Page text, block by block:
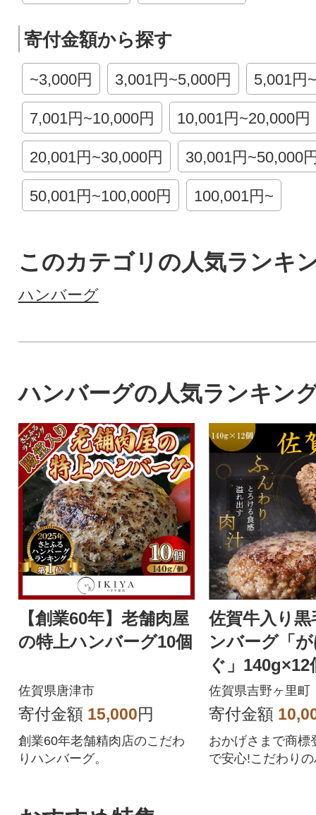
寄付金額から探す
~3,000円 3,001円~5,000円 5,001円
7,001円~10,000円 10,001円~20,000円
20,001円~30,000円 30,001円~50,000
50,001円~100,000円 100,001円~
このカテゴリの人気ランキ
ハンバーグ
ハンバーグの人気ランキン
【創業60年】老舗肉屋
の特上ハンバーグ10個
佐賀県唐津市
寄付金額 15,000円
創業60年老舗精肉店のこだわ
りハンバーグ。
佐賀牛入り黒
ンバーグ「
ぐ」140g×12
佐賀県吉野ヶ里町
寄付金額
おかげさまで商標
で安心!こだわり